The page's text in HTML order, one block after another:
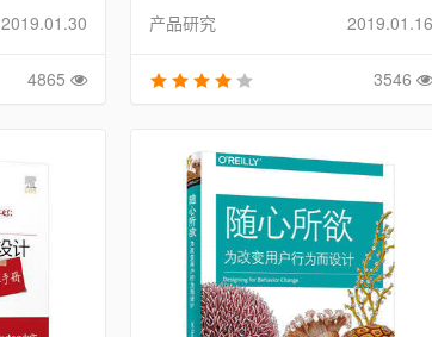
2019.01.30
4865
产品研究 2019.01.16
3546